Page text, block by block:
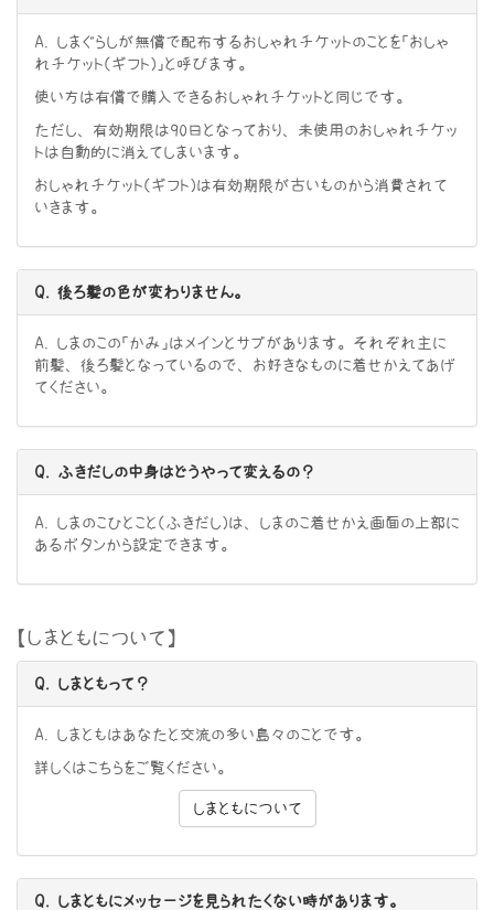
A. しまぐらしが無償で配布するおしゃれチケットのことを「おしゃ
れチケット（ギフト）」と呼びます。
使い方は有償で購入できるおしゃれチケットと同じです。
ただし、有効期限は90日となっており、未使用のおしゃれチケッ
トは自動的に消えてしまいます。
おしゃれチケット（ギフト）は有効期限が古いものから消費されて
いきます。
Q. 後ろ髪の色が変わりません。
A. しまのこの「かみ」はメインとサブがあります。それぞれ主に
前髪、後ろ髪となっているので、お好きなものに着せかえてあげ
てください。
Q. ふきだしの中身はどうやって変えるの？
A. しまのこひとこと（ふきだし）は、しまのこ着せかえ画面の上部に
あるボタンから設定できます。
【しまともについて】
Q. しまともって？
A. しまともはあなたと交流の多い島々のことです。
詳しくはこちらをご覧ください。
しまともについて
Q. しまともにメッセージを見られたくない時があります。